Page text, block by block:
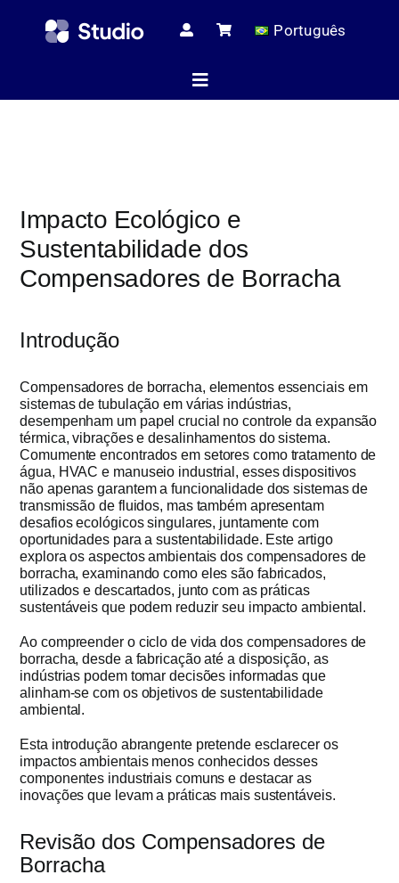
Português
Toggle
Todos os
Obter
Impacto Ecológico e
Sustentabilidade dos
Compensadores de Borracha
Introdução
Compensadores de borracha, elementos essenciais em
sistemas de tubulação em várias indústrias,
desempenham um papel crucial no controle da expansão
térmica, vibrações e desalinhamentos do sistema.
Comumente encontrados em setores como tratamento de
água, HVAC e manuseio industrial, esses dispositivos
não apenas garantem a funcionalidade dos sistemas de
transmissão de fluidos, mas também apresentam
desafios ecológicos singulares, juntamente com
oportunidades para a sustentabilidade. Este artigo
explora os aspectos ambientais dos compensadores de
borracha, examinando como eles são fabricados,
utilizados e descartados, junto com as práticas
sustentáveis que podem reduzir seu impacto ambiental.
Ao compreender o ciclo de vida dos compensadores de
borracha, desde a fabricação até a disposição, as
indústrias podem tomar decisões informadas que
alinham-se com os objetivos de sustentabilidade
ambiental.
Esta introdução abrangente pretende esclarecer os
impactos ambientais menos conhecidos desses
componentes industriais comuns e destacar as
inovações que levam a práticas mais sustentáveis.
Revisão dos Compensadores de
Borracha